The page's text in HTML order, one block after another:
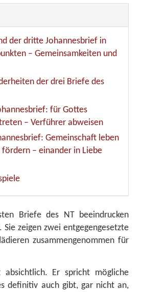
der dritte Johannesbrief in
– Gemeinsamkeiten und
der drei Briefe des
für Gottes
– Verführer abweisen
Gemeinschaft leben
fördern – einander in Liebe
Briefe des NT beeindrucken
zeigen zwei entgegengesetzte
zusammengenommen für
absichtlich. Er spricht mögliche
definitiv auch gibt, gar nicht an,